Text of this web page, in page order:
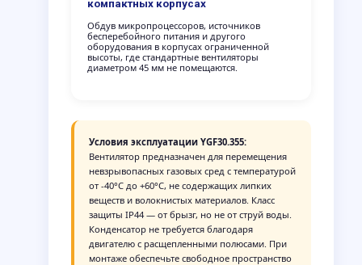
компактных корпусах
Обдув микропроцессоров, источников
бесперебойного питания и другого
оборудования в корпусах ограниченной
высоты, где стандартные вентиляторы
диаметром 45 мм не помещаются.
Условия эксплуатации YGF30.355:
Вентилятор предназначен для перемещения
невзрывопасных газовых сред с температурой
от -40°C до +60°C, не содержащих липких
веществ и волокнистых материалов. Класс
защиты IP44 — от брызг, но не от струй воды.
Конденсатор не требуется благодаря
двигателю с расщепленными полюсами. При
монтаже обеспечьте свободное пространство